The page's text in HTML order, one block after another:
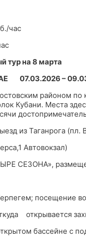
час
тур на 8 марта
07.03.2026 –
районом
Кубани. Места
из Таганрога (пл.
Автовокзал)
СЕЗОНА»,
посещение
открывается
бассейне с